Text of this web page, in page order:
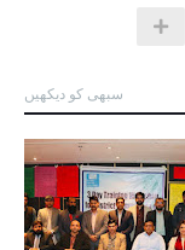
سبھی کو دیکھیں